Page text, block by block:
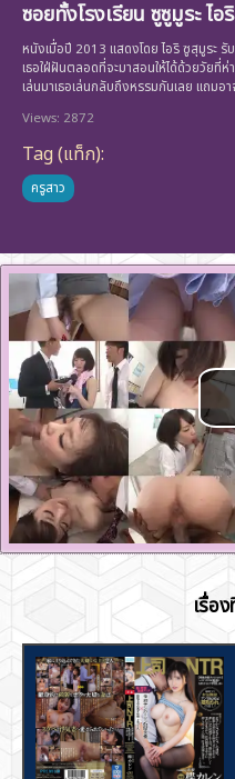
ซอยทั้งโรงเรียน ซูซูมูระ ไอริ
หนังเมื่อปี 2013 แสดงโดย ไอริ ซูสุมูระ รั
เธอใฝ่ฝันตลอดที่จะมาสอนให้ได้ด้วยวัยที่ห่
เล่นมาเธอเล่นกลับถึงหรรมกันเลย แถมอา
Views: 2872
Tag (แท็ก):
ครูสาว
เรื่อ